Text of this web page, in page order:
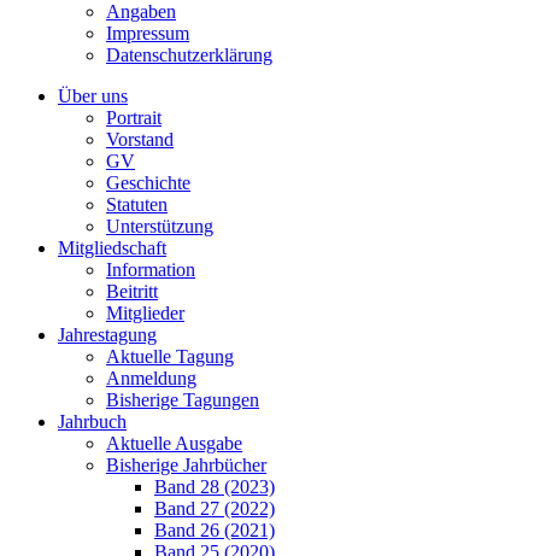
Angaben
Impressum
Datenschutzerklärung
Über uns
Portrait
Vorstand
GV
Geschichte
Statuten
Unterstützung
Mitgliedschaft
Information
Beitritt
Mitglieder
Jahrestagung
Aktuelle Tagung
Anmeldung
Bisherige Tagungen
Jahrbuch
Aktuelle Ausgabe
Bisherige Jahrbücher
Band 28 (2023)
Band 27 (2022)
Band 26 (2021)
Band 25 (2020)